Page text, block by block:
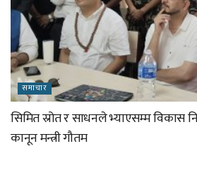
समाचार
सिमित स्रोत र साधनले भ्याएसम्म विकास
कानून मन्त्री गौतम